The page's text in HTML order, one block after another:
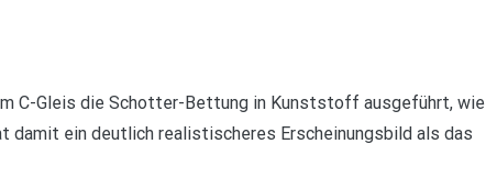
C-Gleis die Schotter-Bettung in Kunststoff ausgeführt, wie
damit ein deutlich realistischeres Erscheinungsbild als das